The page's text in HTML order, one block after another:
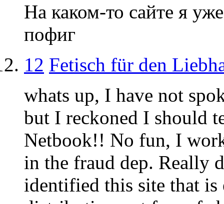
На каком-то сайте я
пофиг
12 Fetisch für den
whats up, I have not
but I reckoned I should
Netbook!! No fun, I
in the fraud dep. Really
identified this site that